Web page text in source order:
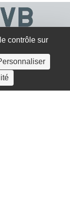
contrôle sur